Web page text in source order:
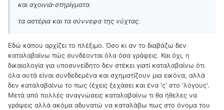
και σχοινιά-στηρίγματα
τα αστέρια και τα σύννεφα της νύχτας.
Εδώ κάπου αρχίζει το πλέξιμο. Όσο κι αν το διαβάζω δεν
καταλαβαίνω πώς συνδέονται όλα όσα γράφεις. Και όχι, η
δικαιολογία για υποσυνείδητο δεν στέκει γιατί καταλαβαίνω ότι
όλα αυτά είναι συνδεδεμένα και σχηματίζουν μια εικόνα, αλλά
δεν καταλαβαίνω το πως (έχεις ξεχάσει και ένα 'ς' στο 'λόγους'.
Μετά από πολλές αναγνώσεις καταλαβαίνω τι θα ήθελες να
γράψεις αλλά ακόμα αδυνατώ να καταλάβω πως στο όνομα του